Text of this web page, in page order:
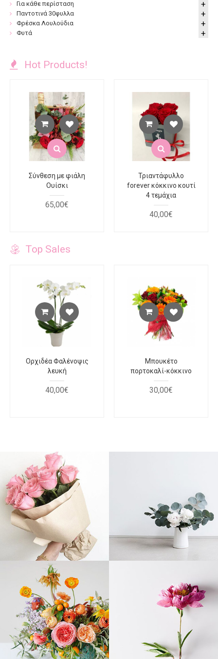
Για κάθε περίσταση
Παντοτινά 30φυλλα
Φρέσκα Λουλούδια
Φυτά
Hot Products!
Σύνθεση με φιάλη
Ουίσκι
65,00€
Τριαντάφυλλο
forever κόκκινο κουτί
4 τεμάχια
40,00€
Top Sales
Ορχιδέα Φαλένοψις
λευκή
40,00€
Μπουκέτο
πορτοκαλί-κόκκινο
30,00€